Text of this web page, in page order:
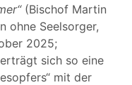
(Bischof Martin
ohne Seelsorger,
2025;
sich so eine
mit der